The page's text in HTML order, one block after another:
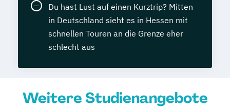
Du hast Lust auf einen Kurztrip? Mitten
in Deutschland sieht es in Hessen mit
schnellen Touren an die Grenze eher
schlecht aus
Weitere Studienangebote